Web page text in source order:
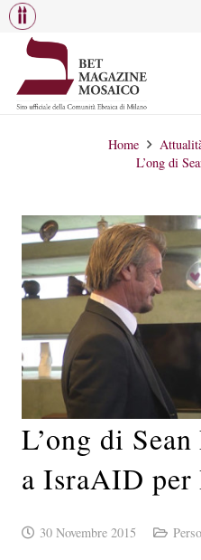
Home
L’ong di
L’ong di
a IsraAID
30 Novembre 2015